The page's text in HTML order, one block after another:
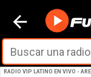
RADIO VIP LATINO EN VIVO -